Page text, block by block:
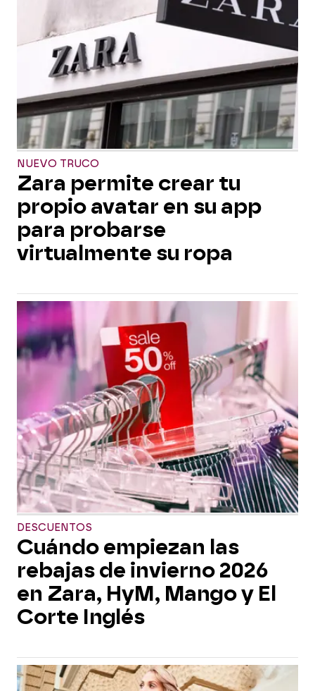
NUEVO TRUCO
Zara permite crear tu
propio avatar en su app
para probarse
virtualmente su ropa
DESCUENTOS
Cuándo empiezan las
rebajas de invierno 2026
en Zara, HyM, Mango y El
Corte Inglés